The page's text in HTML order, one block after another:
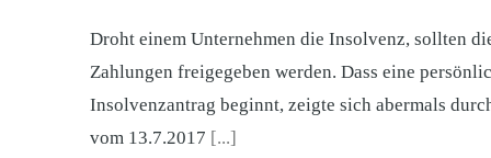
Droht einem Unternehmen die Insolvenz, sollten
Zahlungen freigegeben werden. Dass eine
Insolvenzantrag beginnt, zeigte sich abermals
vom 13.7.2017 [...]